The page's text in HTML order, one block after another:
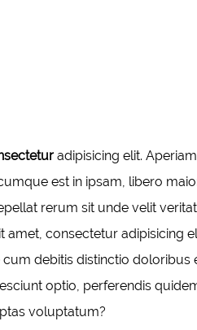
adipisicing elit.
est in ipsam, libero
rerum sit unde velit
consectetur adipisicing
debitis distinctio doloribus
optio, perferendis
voluptatum?